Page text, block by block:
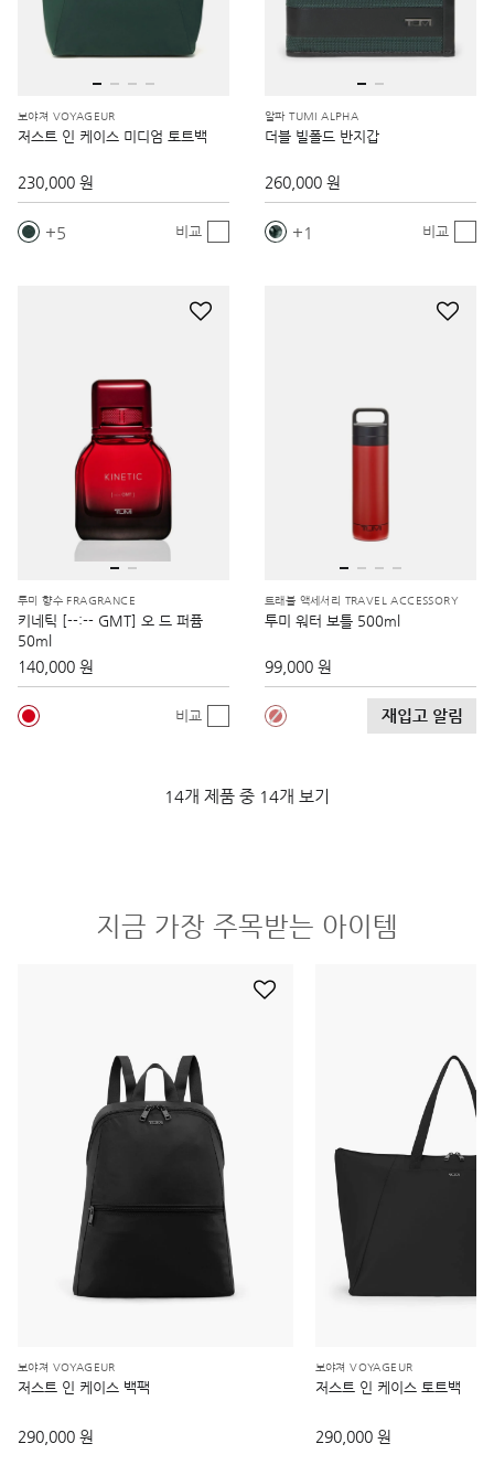
보야져 VOYAGEUR
저스트 인 케이스 미디엄 토트백
230,000 원
5 비교
알파 TUMI ALPHA
더블 빌폴드 반지갑
260,000 원
1 비교
투미 향수 FRAGRANCE
키네틱 [--:-- GMT] 오 드 퍼퓸
50ml
140,000 원
비교
트래블 액세서리 TRAVEL ACCESSORY
투미 워터 보틀 500ml
99,000 원
재입고 알림
14개 제품 중 14개 보기
지금 가장 주목받는 아이템
보야져 VOYAGEUR
저스트 인 케이스 백팩
290,000 원
보야져 VOYAGEUR
저스트 인 케이스 토트백
290,000 원